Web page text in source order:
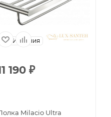
Испания
190 ₽
Milacio Ultra